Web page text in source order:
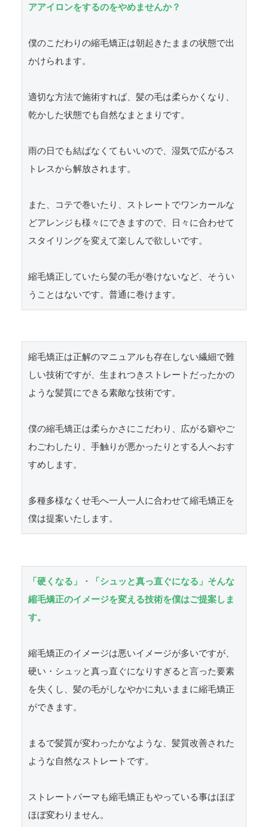
アアイロンをするのをやめませんか？
僕のこだわりの縮毛矯正は朝起きたままの状態で出
かけられます。
適切な方法で施術すれば、髪の毛は柔らかくなり、
乾かした状態でも自然なまとまりです。
雨の日でも結ばなくてもいいので、湿気で広がるス
トレスから解放されます。
また、コテで巻いたり、ストレートでワンカールな
どアレンジも様々にできますので、日々に合わせて
スタイリングを変えて楽しんで欲しいです。
縮毛矯正していたら髪の毛が巻けないなど、そうい
うことはないです。普通に巻けます。
縮毛矯正は正解のマニュアルも存在しない繊細で難
しい技術ですが、生まれつきストレートだったかの
ような髪質にできる素敵な技術です。
僕の縮毛矯正は柔らかさにこだわり、広がる癖やご
わごわしたり、手触りが悪かったりとする人へおす
すめします。
多種多様なくせ毛へ一人一人に合わせて縮毛矯正を
僕は提案いたします。
「硬くなる」・「シュッと真っ直ぐになる」そんな
縮毛矯正のイメージを変える技術を僕はご提案しま
す。
縮毛矯正のイメージは悪いイメージが多いですが、
硬い・シュッと真っ直ぐになりすぎると言った要素
を失くし、髪の毛がしなやかに丸いままに縮毛矯正
ができます。
まるで髪質が変わったかなような、髪質改善された
ような自然なストレートです。
ストレートパーマも縮毛矯正もやっている事はほぼ
ほぼ変わりません。